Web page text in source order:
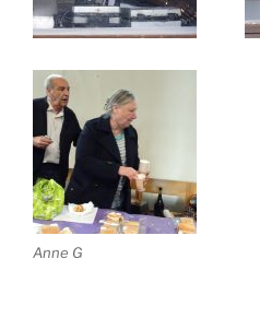
Anne G